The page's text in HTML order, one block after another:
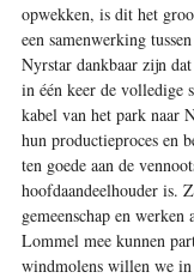
opwekken, is dit het
een samenwerking
Nyrstar dankbaar zijn
in één keer de volledige
kabel van het park naar
hun productieproces en
ten goede aan de
hoofdaandeelhouder is.
gemeenschap en
Lommel mee kunnen
windmolens willen we